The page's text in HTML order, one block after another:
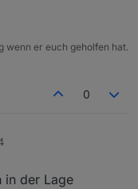
wenn er euch geholfen hat.
0
in der Lage